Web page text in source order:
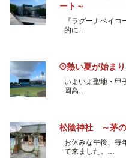
ート～
『ラグーナベイ
的に…
⚾熱い夏が始ま
いよいよ聖地・甲
岡高…
松陰神社 ～茅の
お休みな午後、毎
て来ました。…